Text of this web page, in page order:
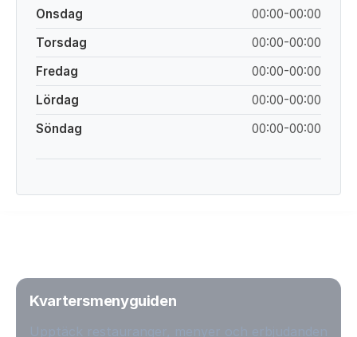
Onsdag
00:00-00:00
Torsdag
00:00-00:00
Fredag
00:00-00:00
Lördag
00:00-00:00
Söndag
00:00-00:00
Kvartersmenyguiden